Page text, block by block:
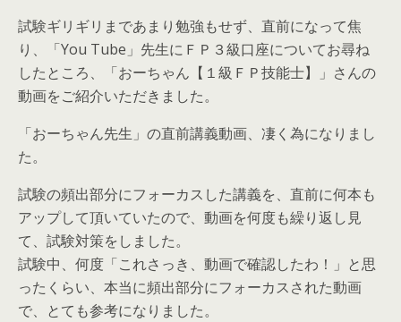
試験ギリギリまであまり勉強もせず、直前になって焦
り、「You Tube」先生にＦＰ３級口座についてお尋ね
したところ、「おーちゃん【１級ＦＰ技能士】」さんの
動画をご紹介いただきました。
「おーちゃん先生」の直前講義動画、凄く為になりまし
た。
試験の頻出部分にフォーカスした講義を、直前に何本も
アップして頂いていたので、動画を何度も繰り返し見
て、試験対策をしました。
試験中、何度「これさっき、動画で確認したわ！」と思
ったくらい、本当に頻出部分にフォーカスされた動画
で、とても参考になりました。